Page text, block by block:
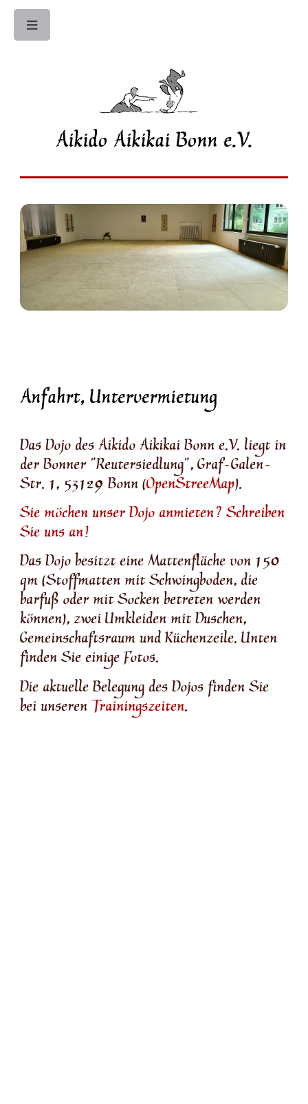
Aikido Aikikai Bonn e.V.
Anfahrt, Untervermietung
Das Dojo des Aikido Aikikai Bonn e.V. liegt in
der Bonner "Reutersiedlung", Graf-Galen-
Str. 1, 53129 Bonn (OpenStreeMap).
Sie möchen unser Dojo anmieten? Schreiben
Sie uns an!
Das Dojo besitzt eine Mattenfläche von 150
qm (Stoffmatten mit Schwingboden, die
barfuß oder mit Socken betreten werden
können), zwei Umkleiden mit Duschen,
Gemeinschaftsraum und Küchenzeile. Unten
finden Sie einige Fotos.
Die aktuelle Belegung des Dojos finden Sie
bei unserenTrainingszeiten.